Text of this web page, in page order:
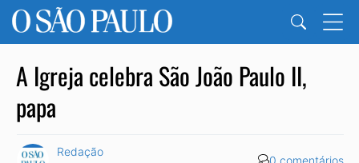
A Igreja celebra São João Paulo II,
papa
Redação
0 comentários